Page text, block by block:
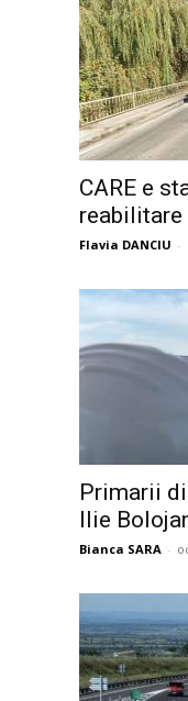
CARE e
reabilitare
Flavia DANCIU -
Primarii
Ilie
Bianca SARA -